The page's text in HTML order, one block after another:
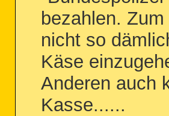
bezahlen.
nicht so
Käse
Anderen auch
Kasse......